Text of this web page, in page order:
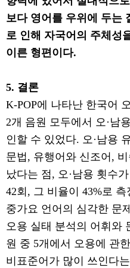
보다 영어를 우위에 두는
로 인해 자국어의 주체성
이른 형편이다.
5. 결론
K-POP에 나타난 한국어
2개 음원 모두에서 오· 남
인할 수 있었다. 오· 남용
문법 , 유행어와 신조어 ,
났다는 점, 오· 남용 횟수
42회 , 그 비율이 43%로 측
중가요 언어의 심각한 문
오용 실태 분석의 어휘와
원 중 5개에서 오용에 관
비표준어가 많이 쓰인다